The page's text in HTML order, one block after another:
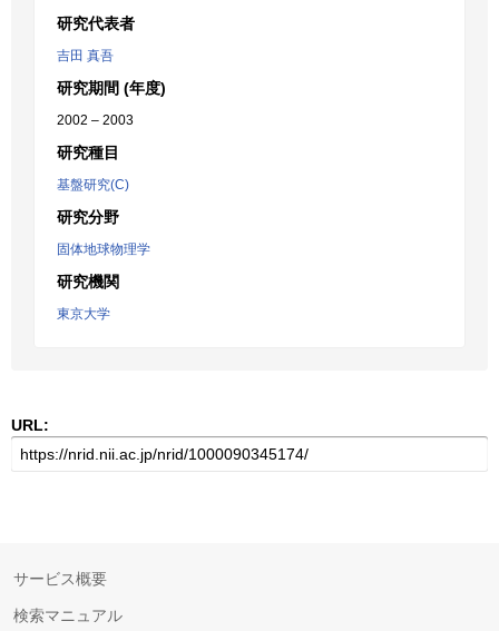
研究代表者
吉田 真吾
研究期間 (年度)
2002 – 2003
研究種目
基盤研究(C)
研究分野
固体地球物理学
研究機関
東京大学
URL:
サービス概要
検索マニュアル